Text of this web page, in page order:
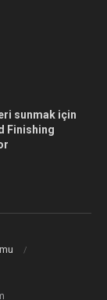
sunmak için
Finishing